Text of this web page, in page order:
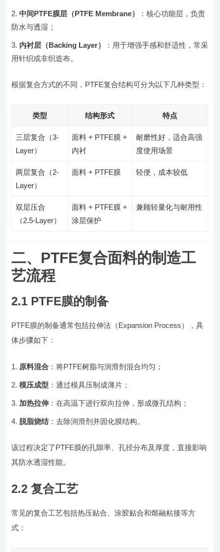
中间PTFE膜层（PTFE Membrane）
：核心功能层，负责
防水与透湿；
内衬层（Backing Layer）
：用于增强手感和舒适性，常采
用针织或非织造布。
根据复合方式的不同，PTFE复合结构可分为以下几种类型：
类型 结构形式 特点
三层复合（3-
Layer）
面料 + PTFE膜 +
内衬
耐磨性好，适合高强
度使用场景
两层复合（2-
Layer）
面料 + PTFE膜 轻便，成本较低
双层压合
（2.5-Layer）
面料 + PTFE膜 +
涂层保护
兼顾轻量化与耐用性
二、PTFE复合面料的制造工
艺流程
2.1 PTFE膜的制备
PTFE膜的制备通常包括拉伸法（Expansion Process），具
体步骤如下：
原料混合 ：将PTFE树脂与润滑剂混合均匀；
模压成型 ：通过模具压制成薄片；
加热拉伸 ：在高温下进行双向拉伸，形成微孔结构；
脱脂烧结：去除润滑剂并固化膜结构。
该过程决定了PTFE膜的孔隙率、孔径分布及厚度，直接影响
其防水透湿性能。
2.2 复合工艺
常见的复合工艺包括热压贴合、涂胶贴合和熔融粘接等方
式：